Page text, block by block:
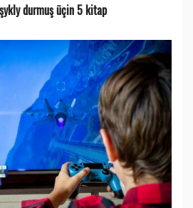
durmuş üçin 5 kitap